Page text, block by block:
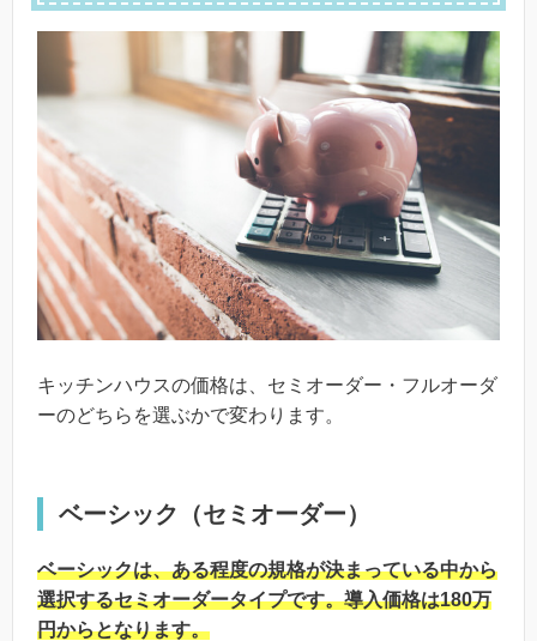
キッチンハウスの価格は、セミオーダー・フルオーダ
ーのどちらを選ぶかで変わります。
ベーシック（セミオーダー）
ベーシックは、ある程度の規格が決まっている中から
選択するセミオーダータイプです。導入価格は180万
円からとなります。